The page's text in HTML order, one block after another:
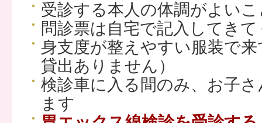
受診する本人の体調がよい
問診票は自宅で記入してき
身支度が整えやすい服装で
貸出ありません）
検診車に入る間のみ、お子
ます